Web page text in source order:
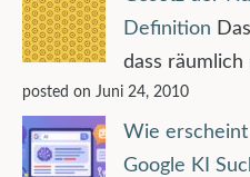
Definition
dass räumlich
posted on Juni 24, 2010
Wie
Google KI